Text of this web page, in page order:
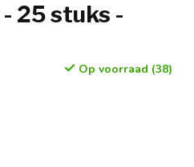
25 stuks -
Op voorraad (38)